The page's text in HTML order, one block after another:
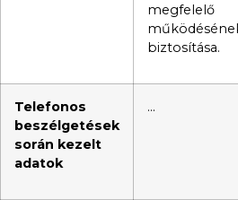
megfelelő
biztosítása.
Telefonos
beszélgetések
során kezelt
adatok
…